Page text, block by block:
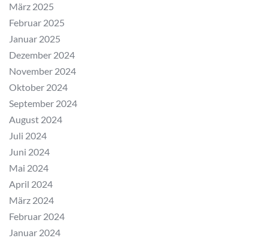
März 2025
Februar 2025
Januar 2025
Dezember 2024
November 2024
Oktober 2024
September 2024
August 2024
Juli 2024
Juni 2024
Mai 2024
April 2024
März 2024
Februar 2024
Januar 2024